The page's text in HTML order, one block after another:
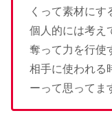
くって素材にす
個人的には考え
奪って力を行使
相手に使われる
ーって思ってま